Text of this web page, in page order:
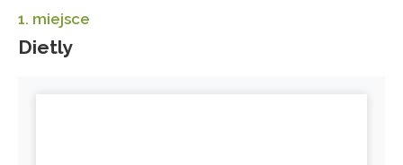
1. miejsce
Dietly